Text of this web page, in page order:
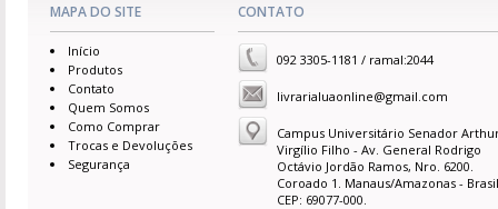
MAPA DO SITE
Início
Produtos
Contato
Quem Somos
Como Comprar
Trocas e Devoluções
Segurança
CONTATO
092 3305-1181 / ramal:2044
livrarialuaonline@gmail.com
Campus Universitário Senador
Virgílio Filho - Av. General Rodrigo
Octávio Jordão Ramos, Nro. 6200.
Coroado 1. Manaus/Amazonas -
CEP: 69077-000.